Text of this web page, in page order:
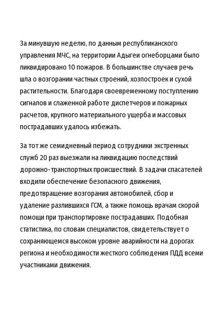
За минувшую неделю, по данным республиканского
управления МЧС, на территории Адыгеи огнеборцами было
ликвидировано 10 пожаров. В большинстве случаев речь
шла о возгорании частных строений, хозпостроек и сухой
растительности. Благодаря своевременному поступлению
сигналов и слаженной работе диспетчеров и пожарных
расчетов, крупного материального ущерба и массовых
пострадавших удалось избежать.
За тот же семидневный период сотрудники экстренных
служб 20 раз выезжали на ликвидацию последствий
дорожно-транспортных происшествий. В задачи спасателей
входили обеспечение безопасного движения,
предотвращение возгорания автомобилей, сбор и
удаление разлившихся ГСМ, а также помощь врачам скорой
помощи при транспортировке пострадавших. Подобная
статистика, по словам специалистов, свидетельствует о
сохраняющемся высоком уровне аварийности на дорогах
региона и необходимости жесткого соблюдения ПДД всеми
участниками движения.